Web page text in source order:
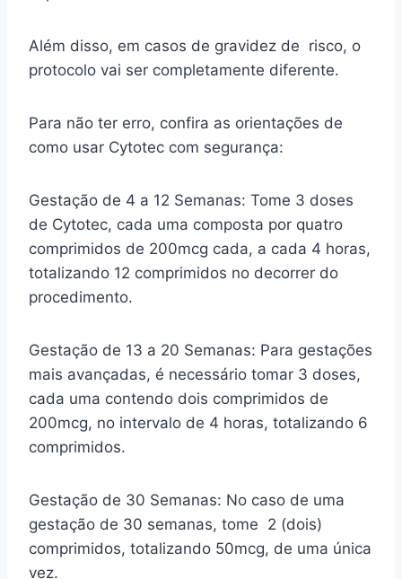
Além disso, em casos de gravidez de risco, o
protocolo vai ser completamente diferente.
Para não ter erro, confira as orientações de
como usar Cytotec com segurança:
Gestação de 4 a 12 Semanas: Tome 3 doses
de Cytotec, cada uma composta por quatro
comprimidos de 200mcg cada, a cada 4 horas,
totalizando 12 comprimidos no decorrer do
procedimento.
Gestação de 13 a 20 Semanas: Para gestações
mais avançadas, é necessário tomar 3 doses,
cada uma contendo dois comprimidos de
200mcg, no intervalo de 4 horas, totalizando 6
comprimidos.
Gestação de 30 Semanas: No caso de uma
gestação de 30 semanas, tome 2 (dois)
comprimidos, totalizando 50mcg, de uma única
vez.